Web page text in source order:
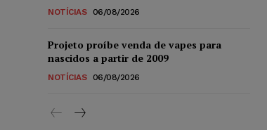
NOTÍCIAS 06/08/2026
Projeto proíbe venda de vapes para
nascidos a partir de 2009
NOTÍCIAS 06/08/2026